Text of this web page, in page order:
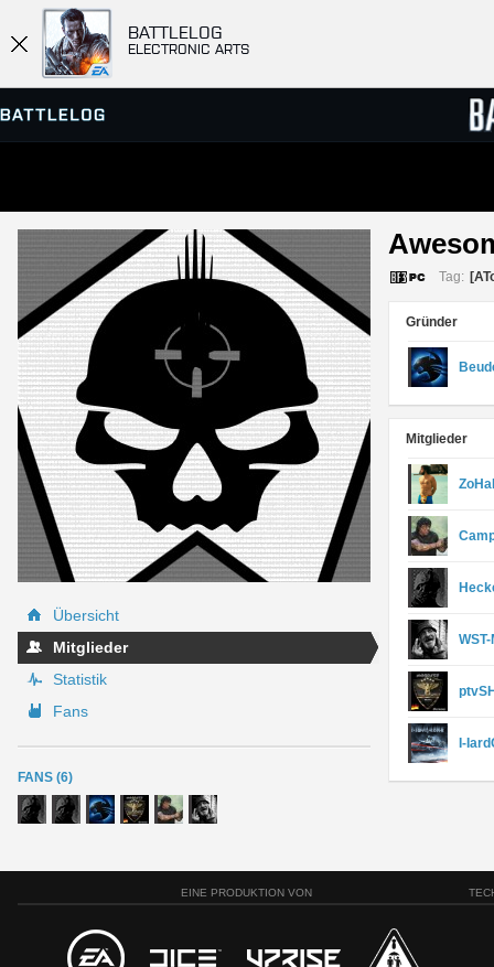
BATTLELOG
ELECTRONIC ARTS
SERVER-BROWSER
MATCHES
Übersicht
Mitglieder
Statistik
Fans
FANS (6)
Tag:
Gründer
Mitglieder
I-
EINE PRODUKTION VON